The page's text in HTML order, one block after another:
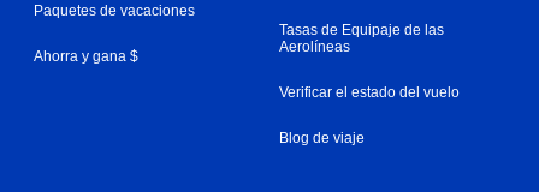
Paquetes de vacaciones
Ahorra y gana $
Tasas de Equipaje de las
Aerolíneas
Verificar el estado del vuelo
Blog de viaje